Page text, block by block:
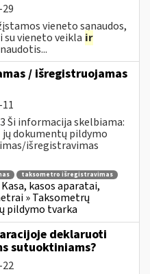
vieneto sąnaudos,
vieneto veikla ir
naudotis...
/ išregistruojamas
Ši informacija skelbiama:
jų dokumentų pildymo
išregistravimas
taksometro išregistravimas
Kasa, kasos aparatai,
» Taksometrų
pildymo tvarka
deklaruoti
sutuoktiniams?